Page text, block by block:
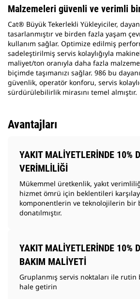
Malzemeleri güvenli ve verimli
Cat® Büyük Tekerlekli Yükleyiciler,
tasarlanmıştır ve birden fazla yaşam
kullanım sağlar. Optimize edilmiş
sadeleştirilmiş servis kolaylığıyla
maliyet/ton oranıyla daha fazla
biçimde taşımanızı sağlar. 986 bu
güvenlik, operatör konforu, servis
sürdürülebilirlik mirasını temel almıştır.
Avantajları
YAKIT MALİYETLERİNDE 10%
VERİMLİLİĞİ
Mükemmel üretkenlik, yakıt
hizmet ömrü için beklentileri
komponentlerin ve teknolojilerin bir
donatılmıştır.
YAKIT MALİYETLERİNDE 10%
BAKIM MALİYETİ
Gruplanmış servis noktaları ile rutin
hale getirin